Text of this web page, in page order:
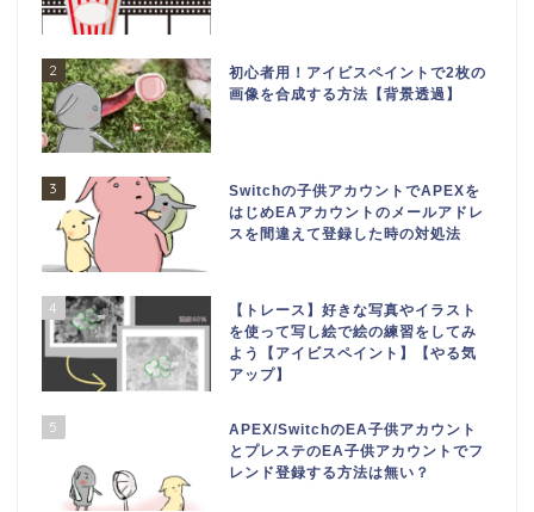
2
初心者用！アイビスペイントで2枚の
画像を合成する方法【背景透過】
3
Switchの子供アカウントでAPEXを
はじめEAアカウントのメールアドレ
スを間違えて登録した時の対処法
4
【トレース】好きな写真やイラスト
を使って写し絵で絵の練習をしてみ
よう【アイビスペイント】【やる気
アップ】
5
APEX/SwitchのEA子供アカウント
とプレステのEA子供アカウントでフ
レンド登録する方法は無い？